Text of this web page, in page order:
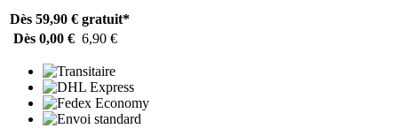
Dès 59,90 € gratuit*
Dès 0,00 € 6,90 €